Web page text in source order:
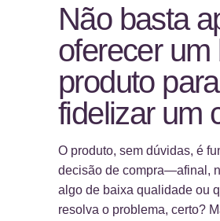
Não basta
oferecer um
produto para
fidelizar um
O produto, sem dúvidas, é
decisão de compra—afinal,
algo de baixa qualidade ou
resolva o problema, certo?